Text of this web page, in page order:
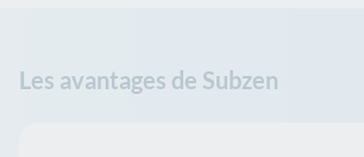
Les avantages de Subzen